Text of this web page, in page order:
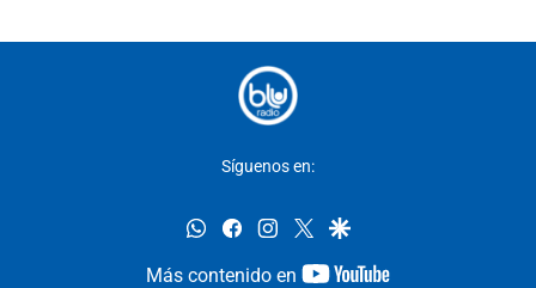
Síguenos en:
whatsappfacebookinstagram
twittergoogle
Más contenido en
youtube-